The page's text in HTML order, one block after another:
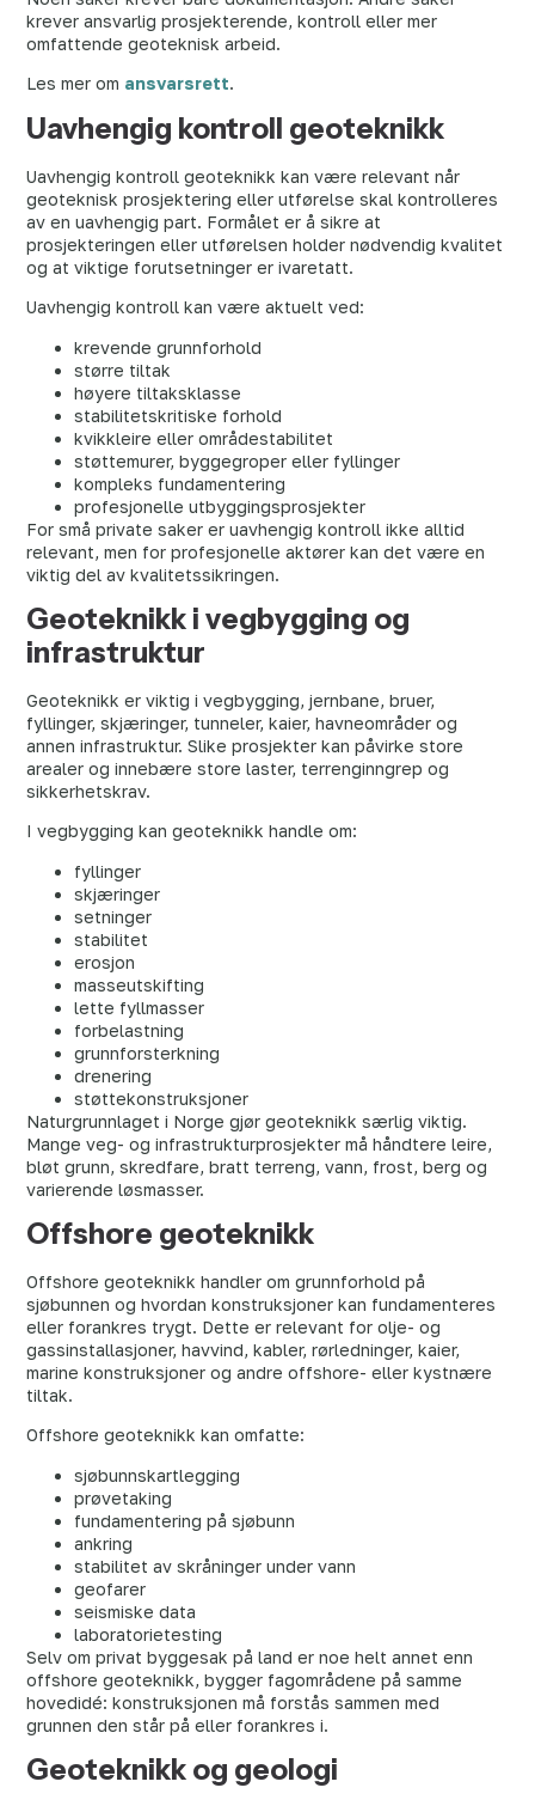
krever ansvarlig prosjekterende, kontroll eller mer
omfattende geoteknisk arbeid.
Les mer om ansvarsrett.
Uavhengig kontroll geoteknikk
Uavhengig kontroll geoteknikk kan være relevant når
geoteknisk prosjektering eller utførelse skal kontrolleres
av en uavhengig part. Formålet er å sikre at
prosjekteringen eller utførelsen holder nødvendig kvalitet
og at viktige forutsetninger er ivaretatt.
Uavhengig kontroll kan være aktuelt ved:
krevende grunnforhold
større tiltak
høyere tiltaksklasse
stabilitetskritiske forhold
kvikkleire eller områdestabilitet
støttemurer, byggegroper eller fyllinger
kompleks fundamentering
profesjonelle utbyggingsprosjekter
For små private saker er uavhengig kontroll ikke alltid
relevant, men for profesjonelle aktører kan det være en
viktig del av kvalitetssikringen.
Geoteknikk i vegbygging og
infrastruktur
Geoteknikk er viktig i vegbygging, jernbane, bruer,
fyllinger, skjæringer, tunneler, kaier, havneområder og
annen infrastruktur. Slike prosjekter kan påvirke store
arealer og innebære store laster, terrenginngrep og
sikkerhetskrav.
I vegbygging kan geoteknikk handle om:
fyllinger
skjæringer
setninger
stabilitet
erosjon
masseutskifting
lette fyllmasser
forbelastning
grunnforsterkning
drenering
støttekonstruksjoner
Naturgrunnlaget i Norge gjør geoteknikk særlig viktig.
Mange veg- og infrastrukturprosjekter må håndtere leire,
bløt grunn, skredfare, bratt terreng, vann, frost, berg og
varierende løsmasser.
Offshore geoteknikk
Offshore geoteknikk handler om grunnforhold på
sjøbunnen og hvordan konstruksjoner kan fundamenteres
eller forankres trygt. Dette er relevant for olje- og
gassinstallasjoner, havvind, kabler, rørledninger, kaier,
marine konstruksjoner og andre offshore- eller kystnære
tiltak.
Offshore geoteknikk kan omfatte:
sjøbunnskartlegging
prøvetaking
fundamentering på sjøbunn
ankring
stabilitet av skråninger under vann
geofarer
seismiske data
laboratorietesting
Selv om privat byggesak på land er noe helt annet enn
offshore geoteknikk, bygger fagområdene på samme
hovedidé: konstruksjonen må forstås sammen med
grunnen den står på eller forankres i.
Geoteknikk og geologi